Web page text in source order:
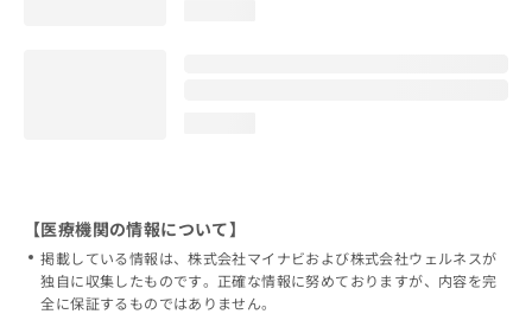
【医療機関の情報について】
掲載している情報は、株式会社マイナビおよび株式会社ウェルネスが
独自に収集したものです。正確な情報に努めておりますが、内容を完
全に保証するものではありません。